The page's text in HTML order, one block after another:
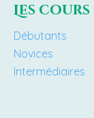
Les cours
Débutants
Novices
Intermédiaires